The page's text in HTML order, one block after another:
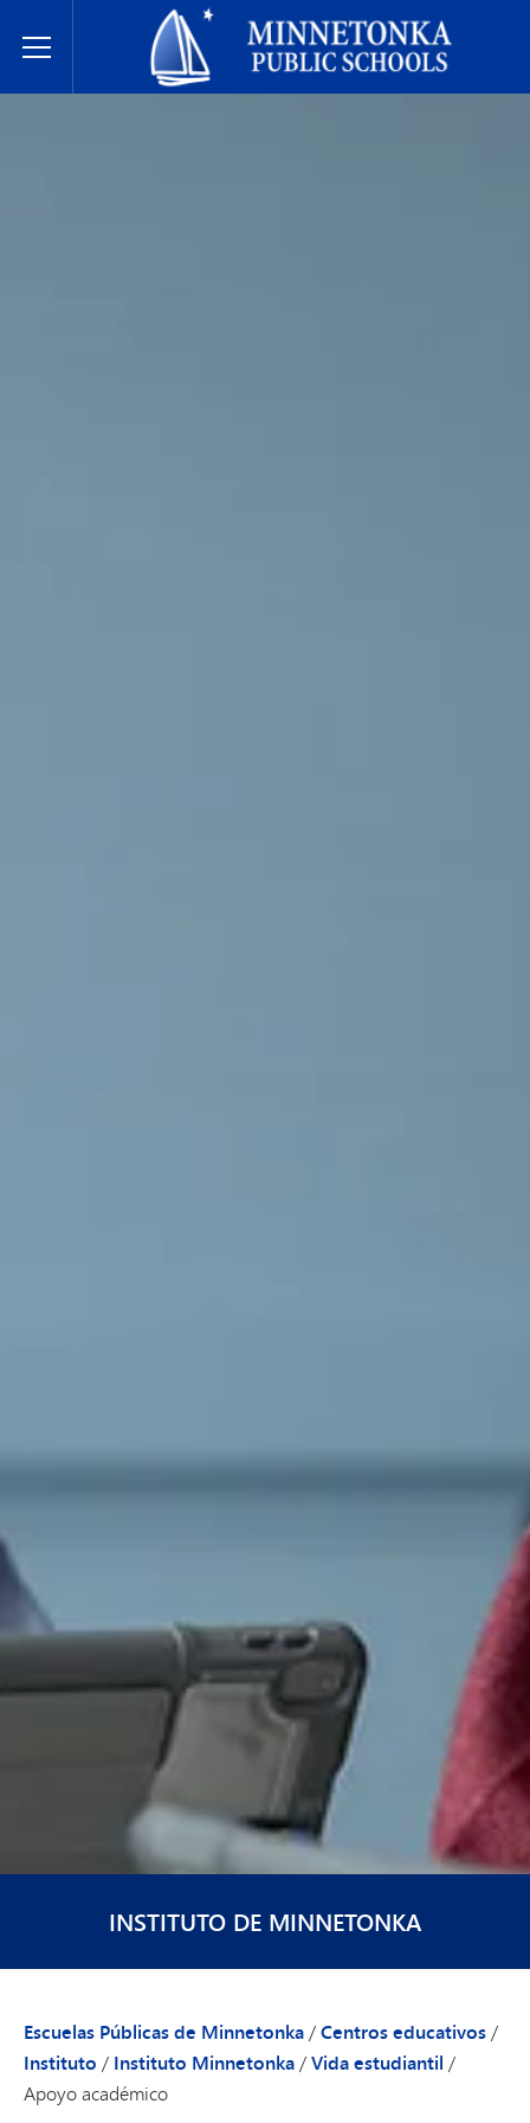
Toggle Menu
Escuelas Públicas de Minnetonka
INSTITUTO DE MINNETONKA
Escuelas Públicas de Minnetonka/Centros educativos/
Instituto / Instituto Minnetonka/Vida estudiantil /
Apoyo académico